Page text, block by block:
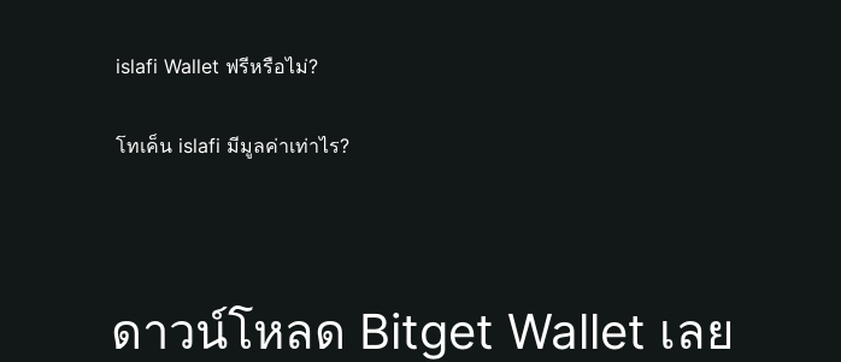
islafi Wallet ฟรีหรือไม่?
โทเค็น islafi มีมูลค่าเท่าไร?
ดาวน์โหลด Bitget Wallet เลย